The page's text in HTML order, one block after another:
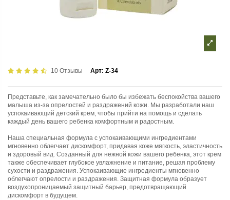
10 Отзывы Арт: Z-34
Представьте, как замечательно было бы избежать беспокойства вашего
малыша из-за опрелостей и раздражений кожи. Мы разработали наш
успокаивающий детский крем, чтобы прийти на помощь и сделать
каждый день вашего ребенка комфортным и радостным.
Наша специальная формула с успокаивающими ингредиентами
мгновенно облегчает дискомфорт, придавая коже мягкость, эластичность
и здоровый вид. Созданный для нежной кожи вашего ребенка, этот крем
также обеспечивает глубокое увлажнение и питание, решая проблему
сухости и раздражения. Успокаивающие ингредиенты мгновенно
облегчают опрелости и раздражения. Защитная формула образует
воздухопроницаемый защитный барьер, предотвращающий
дискомфорт в будущем.